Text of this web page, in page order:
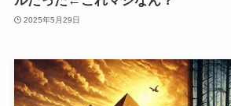
2025年5月29日